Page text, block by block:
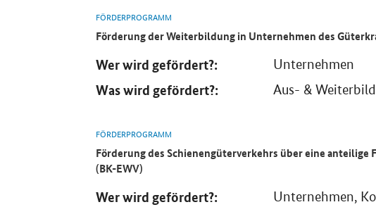
FÖRDERPROGRAMM
Förderung der Weiterbildung in Unternehmen des
Wer wird gefördert?: Unternehmen
Was wird gefördert?: Aus- &
FÖRDERPROGRAMM
Förderung des Schienengüterverkehrs über eine
(BK-EWV)
Wer wird gefördert?: Unternehmen,